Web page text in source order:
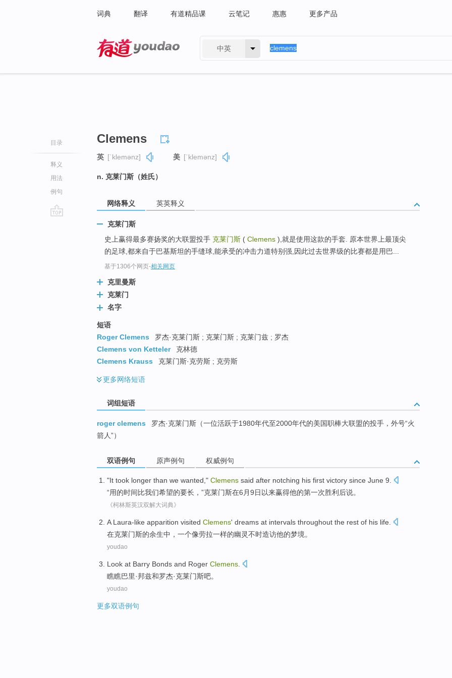
词典 翻译 有道精品课 云笔记 惠惠 更多产品
中英
目录
释义
用法
例句
Clemens
英 [ˈklemənz] 美 [ˈklemənz]
n. 克莱门斯（姓氏）
网络释义 英英释义
克莱门斯
史上赢得最多赛扬奖的大联盟投手 克莱门斯 ( Clemens ),就是使用这款的手套. 原本世界上最顶尖
的足球,都来自于巴基斯坦的手缝球,能承受的冲击力道特别强,因此过去世界级的比赛都是用巴...
基于1306个网页-相关网页
克里曼斯
克莱门
名字
短语
Roger Clemens
罗杰·克莱门斯 ; 克莱门斯 ; 克莱门兹 ; 罗杰
Clemens von Ketteler
克林德
Clemens Krauss
克莱门斯·克劳斯 ; 克劳斯
更多网络短语
词组短语
roger clemens
罗杰·克莱门斯（一位活跃于1980年代至2000年代的美国职棒大联盟的投手，外号“火
箭人”）
双语例句 原声例句 权威例句
"It took longer than we wanted," Clemens said after notching his first victory since June 9.
“用的时间比我们希望的要长，”克莱门斯在6月9日 以来赢得他的第一次胜利 后说。
《柯林斯英汉双解大词典》
ALaura-like apparition visited Clemens' dreams at intervals throughout the rest of his life.
在克莱门斯的余生中， 一个像劳拉一样的幽灵不时造访他的梦境。
youdao
Look at Barry Bonds and Roger Clemens
瞧瞧巴里·邦兹和罗杰·克莱门斯吧。
youdao
更多双语例句